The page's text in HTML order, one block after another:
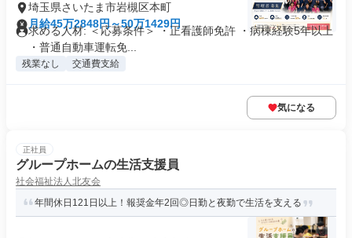
埼玉県さいたま市岩槻区本町
月給45万2848円～50万1429円
求める人材: ＜応募条件＞ ・正看護師免許 ・病棟経験5年以上
・普通自動車運転免...
残業なし 交通費支給
気になる
正社員
グループホームの生活支援員
社会福祉法人北友会
年間休日121日以上！報奨金年2回◎日勤と夜勤で生活を支える